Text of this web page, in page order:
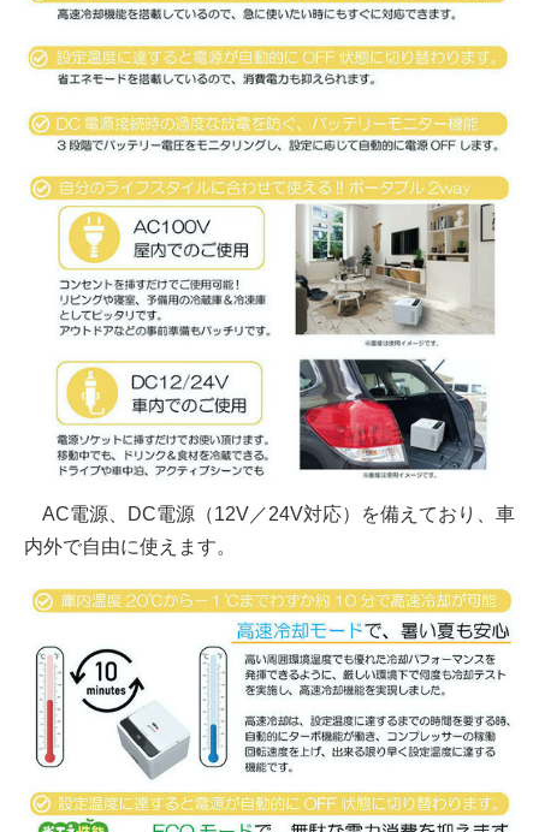
AC電源、DC電源（12V／24V対応）を備えており、車
内外で自由に使えます。